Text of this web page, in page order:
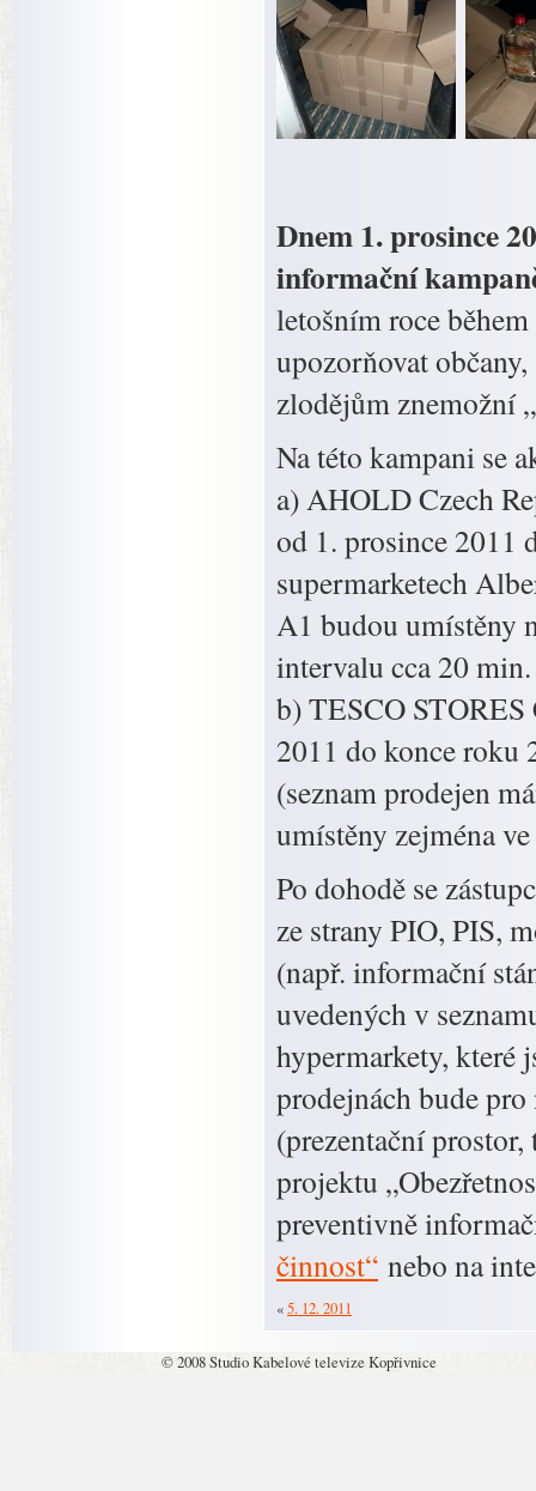
Dnem 1. prosince
informační
letošním roce
upozorňovat
zlodějům znemožní
Na této kampani se
a) AHOLD Czech
od 1. prosince 2011
supermarketech
A1 budou umístěny
intervalu cca 20
b) TESCO STORES
2011 do konce roku
(seznam prodejen
umístěny zejména
Po dohodě se
ze strany PIO, PIS,
(např. informační
uvedených v
hypermarkety, které
prodejnách bude
(prezentační
projektu
preventivně
činnost“ nebo na
«5. 12. 2011
© 2008 Studio Kabelové televize Kopřivnice